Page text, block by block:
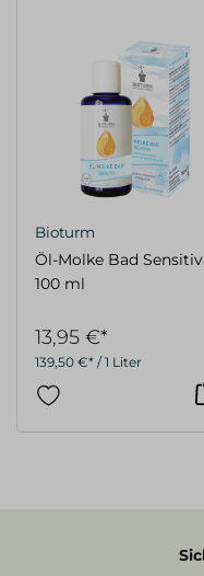
Bioturm
Öl-Molke Bad
100 ml
139,50 €* / 1 Liter
13,95 €*